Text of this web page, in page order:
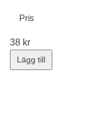
Pris
38 kr
Lägg till